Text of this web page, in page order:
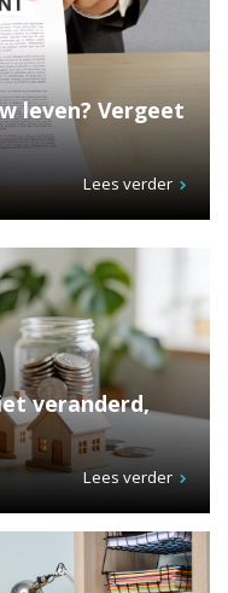
leven? Vergeet
Lees verder
veranderd,
Lees verder